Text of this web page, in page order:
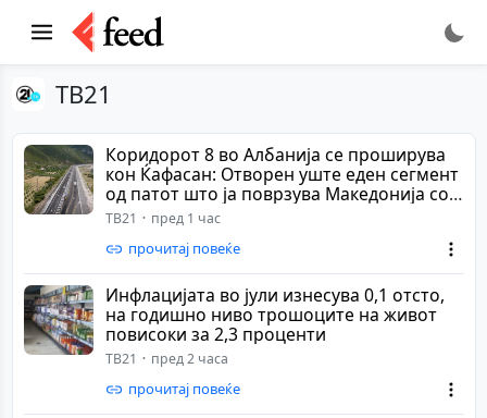
ТВ21
Коридорот 8 во Албанија се проширува
кон Ќафасан: Отворен уште еден сегмент
од патот што ја поврзува Македонија со
Ал...
ТВ21 пред 1 час
прочитај повеќе
Инфлацијата во јули изнесува 0,1 отсто,
на годишно ниво трошоците на живот
повисоки за 2,3 проценти
ТВ21 пред 2 часа
прочитај повеќе